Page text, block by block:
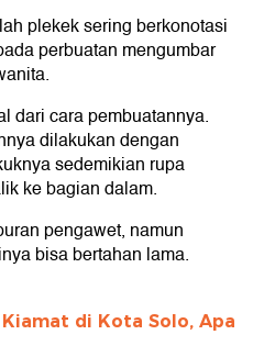
plekek sering berkonotasi
perbuatan mengumbar
dari cara pembuatannya.
dilakukan dengan
sedemikian rupa
ke bagian dalam.
pengawet, namun
bisa bertahan lama.
di Kota Solo, Apa